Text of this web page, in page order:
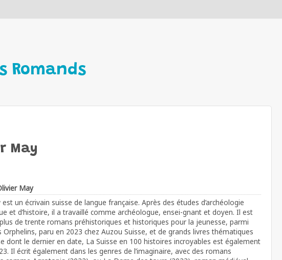
Romands
May
May
un écrivain suisse de langue française. Après des études d’archéologie
et d’histoire, il a travaillé comme archéologue, ensei-gnant et doyen. Il est
plus de trente romans préhistoriques et historiques pour la jeunesse, parmi
Orphelins, paru en 2023 chez Auzou Suisse, et de grands livres thématiques
dont le dernier en date, La Suisse en 100 histoires incroyables est également
Il écrit également dans les genres de l’imaginaire, avec des romans